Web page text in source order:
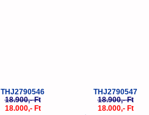
THJ2790546
18.900,- Ft
18.000,- Ft
THJ2790547
18.900,- Ft
18.000,- Ft